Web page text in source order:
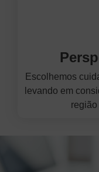
Escolhemos
levando em